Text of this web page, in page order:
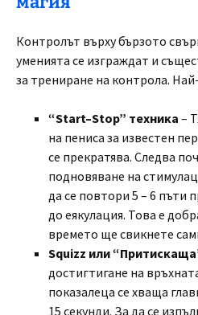
Контролът върху бързото
уменията се изграждат и
за трениране на контрола.
“Start–Stop” техника –
на пениса за известен
се прекратява. Следва
подновяване на
да се повтори 5 – 6 пъти
до еякулация. Това е
времето ще свикнете
Squizz или
достигтигане на
показалеца се хваща
15 секунди. За да се